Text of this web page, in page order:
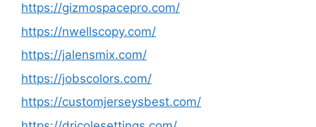
https://gizmospacepro.com/
https://nwellscopy.com/
https://jalensmix.com/
https://jobscolors.com/
https://customjerseysbest.com/